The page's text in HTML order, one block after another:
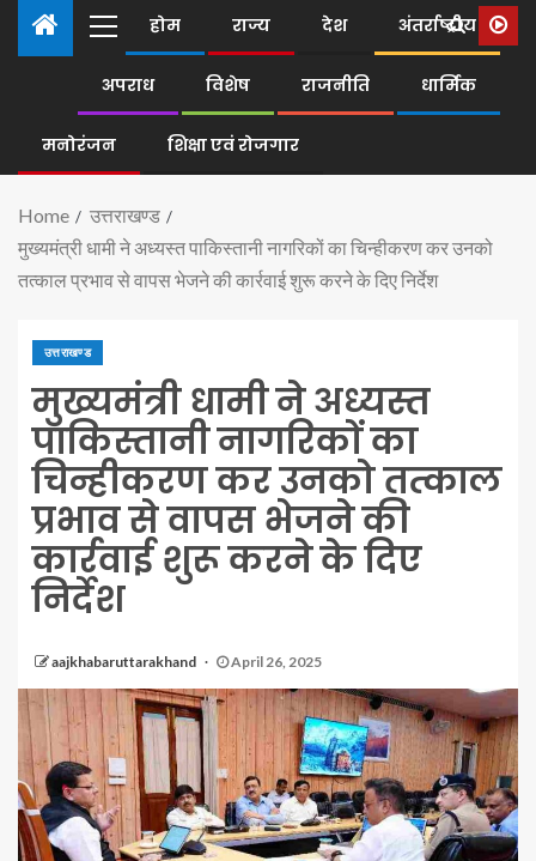
होम राज्य देश अंतर्राष्ट्रीय
अपराध विशेष राजनीति धार्मिक
मनोरंजन शिक्षा एवं रोजगार
Home
उत्तराखण्ड
मुख्यमंत्री धामी ने अध्यस्त पाकिस्तानी नागरिकों का चिन्हीकरण कर उनको
तत्काल प्रभाव से वापस भेजने की कार्रवाई शुरू करने के दिए निर्देश
उत्तराखण्ड
मुख्यमंत्री धामी ने अध्यस्त
पाकिस्तानी नागरिकों का
चिन्हीकरण कर उनको तत्काल
प्रभाव से वापस भेजने की
कार्रवाई शुरू करने के दिए
निर्देश
aajkhabaruttarakhand April 26, 2025